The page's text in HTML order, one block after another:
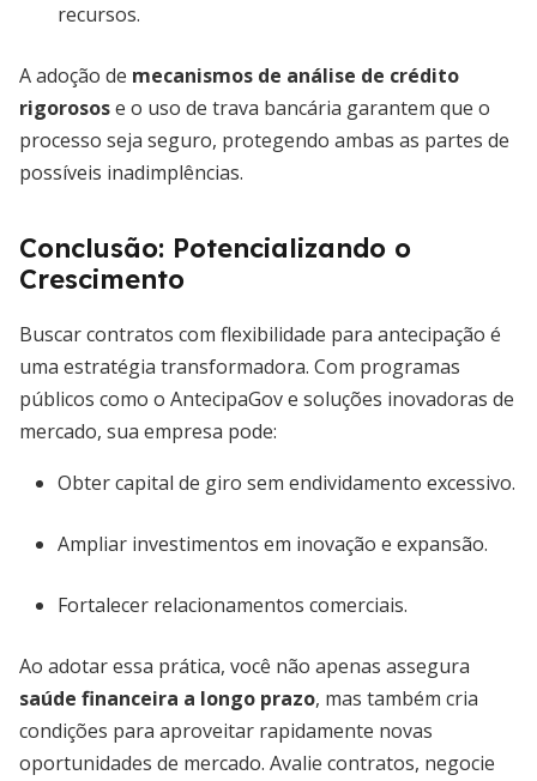
recursos.
A adoção de mecanismos de análise de crédito
rigorosose o uso de trava bancária garantem que o
processo seja seguro, protegendo ambas as partes de
possíveis inadimplências.
Conclusão: Potencializando o
Crescimento
Buscar contratos com flexibilidade para antecipação é
uma estratégia transformadora. Com programas
públicos como o AntecipaGov e soluções inovadoras de
mercado, sua empresa pode:
Obter capital de giro sem endividamento excessivo.
Ampliar investimentos em inovação e expansão.
Fortalecer relacionamentos comerciais.
Ao adotar essa prática, você não apenas assegura
saúde financeira a longo prazo, mas também cria
condições para aproveitar rapidamente novas
oportunidades de mercado. Avalie contratos, negocie